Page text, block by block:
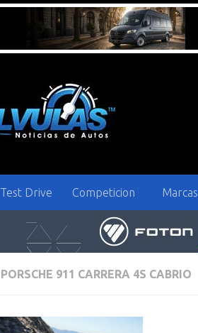
Test Drive Competicion Marcas
PORSCHE 911 CARRERA 4S CABRIO